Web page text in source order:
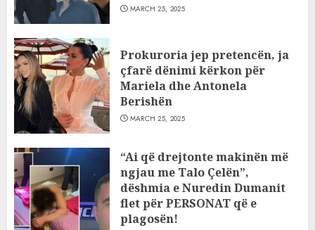
MARCH 25, 2025
Prokuroria jep pretencën, ja
çfarë dënimi kërkon për
Mariela dhe Antonela
Berishën
MARCH 25, 2025
“Ai që drejtonte makinën më
ngjau me Talo Çelën”,
dëshmia e Nuredin Dumanit
flet për PERSONAT që e
plagosën!